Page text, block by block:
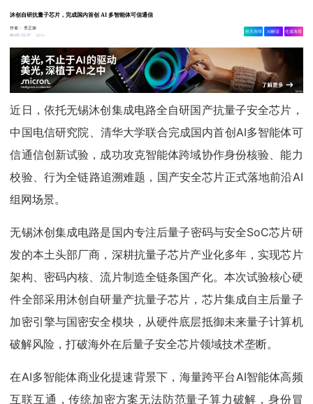
沐创自研抗量子芯片，完成国内首创 AI 多智能体可信通信
作者：李正操
06-05 15:37
2w
相关舆情 AI解读 生成海报
近日，依托无锡沐创集成电路全自研国产抗量子安全芯片，
中国电信研究院、清华大学联合完成国内首创AI多智能体可
信通信创新试验，成功攻克智能体跨域协作身份核验、能力
校验、行为全链路追溯难题，国产安全芯片正式落地前沿AI
组网场景。
无锡沐创集成电路是国内专注后量子密码与安全SoC芯片研
发的本土头部厂商，深耕抗量子芯片产业化多年，实现芯片
架构、密码内核、流片制造全链条国产化。本次试验核心硬
件全部采用沐创自研量产抗量子芯片，芯片集成自主后量子
加密引擎与国密安全模块，从硬件底层抵御未来量子计算机
破解风险，打破海外在后量子安全芯片领域技术垄断。
在AI多智能体商业化提速背景下，海量跨平台AI智能体高频
互联互通，传统加密方案无法防范量子算力破解，身份冒